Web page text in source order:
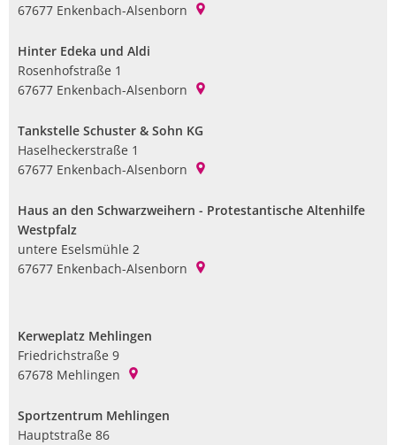
67677 Enkenbach-Alsenborn
Hinter Edeka und Aldi
Rosenhofstraße 1
67677 Enkenbach-Alsenborn
Tankstelle Schuster & Sohn KG
Haselheckerstraße 1
67677 Enkenbach-Alsenborn
Haus an den Schwarzweihern - Protestantische Altenhilfe
Westpfalz
untere Eselsmühle 2
67677 Enkenbach-Alsenborn
Kerweplatz Mehlingen
Friedrichstraße 9
67678 Mehlingen
Sportzentrum Mehlingen
Hauptstraße 86